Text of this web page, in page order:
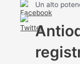
Un alto